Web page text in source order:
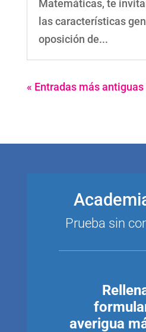
Matemáticas, te
las características
oposición de...
« Entradas más antiguas
Prueba sin
averigua